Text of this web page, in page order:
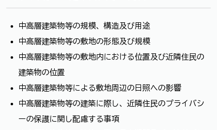
中高層建築物等の規模、構造及び用途
中高層建築物等の敷地の形態及び規模
中高層建築物等の敷地内における位置及び近隣住民の
建築物の位置
中高層建築物等による敷地周辺の日照への影響
中高層建築物等の建築に際し、近隣住民のプライバシ
ーの保護に関し配慮する事項